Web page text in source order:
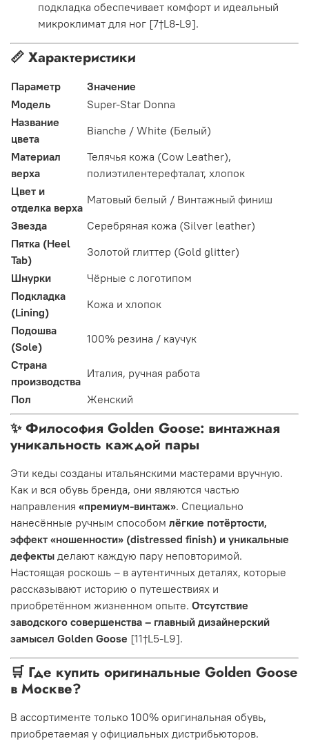
подкладка обеспечивает комфорт и идеальный
микроклимат для ног [7†L8-L9].
📏 Характеристики
Параметр
Значение
Модель
Super-Star Donna
Название
цвета
Bianche / White (Белый)
Материал
верха
Телячья кожа (Cow Leather),
полиэтилентерефталат, хлопок
Цвет и
отделка верха
Матовый белый / Винтажный финиш
Звезда
Серебряная кожа (Silver leather)
Пятка (Heel
Tab)
Золотой глиттер (Gold glitter)
Шнурки
Чёрные с логотипом
Подкладка
(Lining)
Кожа и хлопок
Подошва
(Sole)
100% резина / каучук
Страна
производства
Италия, ручная работа
Пол
Женский
✨ Философия Golden Goose: винтажная
уникальность каждой пары
Эти кеды созданы итальянскими мастерами вручную.
Как и вся обувь бренда, они являются частью
направления «премиум-винтаж». Специально
нанесённые ручным способом лёгкие потёртости,
эффект «ношенности» (distressed finish) и уникальные
дефекты делают каждую пару неповторимой.
Настоящая роскошь – в аутентичных деталях, которые
рассказывают историю о путешествиях и
приобретённом жизненном опыте. Отсутствие
заводского совершенства – главный дизайнерский
замысел Golden Goose [11†L5-L9].
🛒 Где купить оригинальные Golden Goose
в Москве?
В ассортименте только 100% оригинальная обувь,
приобретаемая у официальных дистрибьюторов.